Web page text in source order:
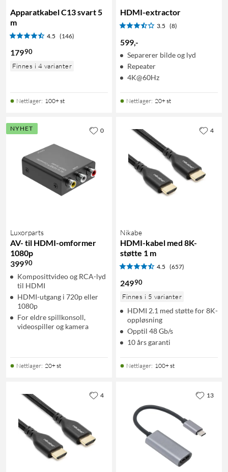
Apparatkabel C13 svart 5
m
4.5 (146)
17990
Finnes i 4 varianter
Nettlager: 100+ st
HDMI-extractor
3.5 (8)
599,-
Separerer bilde og lyd
Repeater
4K@60Hz
Nettlager: 20+ st
NYHET
Luxorparts
AV- til HDMI-omformer
1080p
39990
Komposittvideo og RCA-lyd
til HDMI
HDMI-utgang i 720p eller
1080p
For eldre spillkonsoll,
videospiller og kamera
Nettlager: 20+ st
0
Nikabe
HDMI-kabel med 8K-
støtte 1 m
4.5 (657)
24990
Finnes i 5 varianter
HDMI 2.1 med støtte for 8K-
oppløsning
Opptil 48 Gb/s
10 års garanti
Nettlager: 100+ st
4
4 13